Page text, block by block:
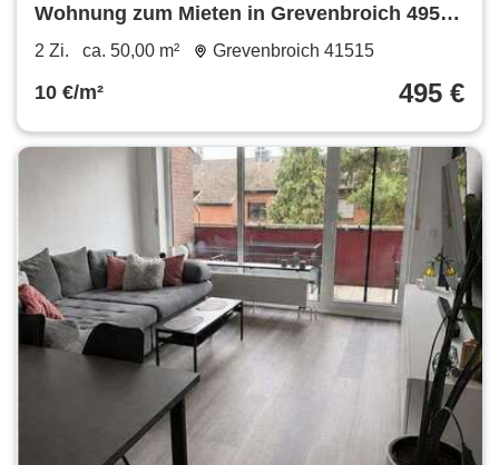
Wohnung zum Mieten in Grevenbroich 495 €
50 m²
2 Zi. ca. 50,00 m² Grevenbroich 41515
10 €/m² 495 €